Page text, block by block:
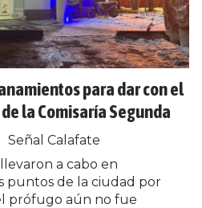
para dar con el
la Comisaría Segunda
Señal Calafate
a cabo en
puntos de la ciudad por
prófugo aún no fue